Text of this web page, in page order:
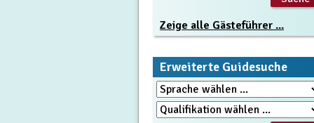
Zeige alle Gästeführer ...
Erweiterte Guidesuche